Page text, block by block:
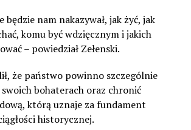
nam nakazywał, jak żyć, jak
komu być wdzięcznym i jakich
– powiedział Zełenski.
że państwo powinno szczególnie
swoich bohaterach oraz chronić
którą uznaje za fundament
historycznej.